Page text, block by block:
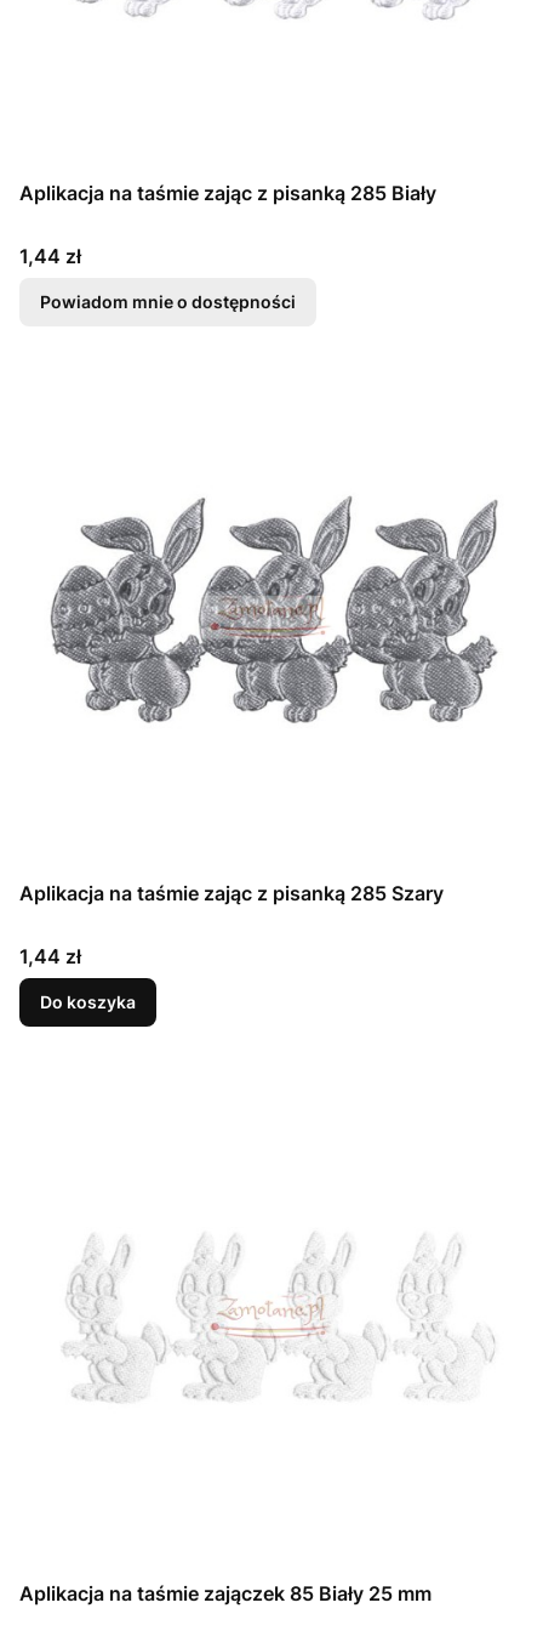
Aplikacja na taśmie zając z pisanką 285 Biały
Cena
1,44 zł
Powiadom mnie o dostępności
Aplikacja na taśmie zając z pisanką 285 Szary
Cena
1,44 zł
Do koszyka
Aplikacja na taśmie zajączek 85 Biały 25 mm